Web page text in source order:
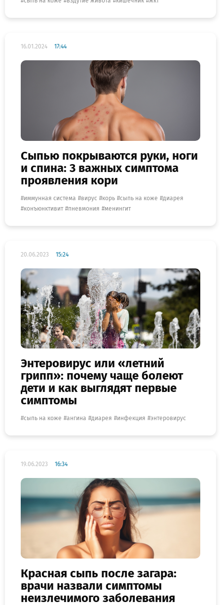
16.01.2024 17:44
Сыпью покрываются руки, ноги
и спина: 3 важных симптома
проявления кори
иммунная система вирус корь сыпь на коже
диарея
конъюнктивит
пневмония менингит
20.06.2023 15:24
Энтеровирус или «летний
грипп»: почему чаще болеют
дети и как выглядят первые
симптомы
сыпь на коже ангина диарея инфекция энтеровирус
19.06.2023 16:34
Красная сыпь после загара:
врачи назвали симптомы
неизлечимого заболевания